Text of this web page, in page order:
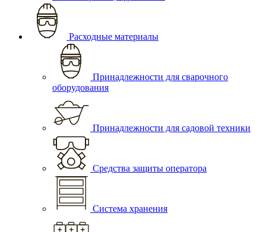
Расходные материалы
Принадлежности для сварочного
оборудования
Принадлежности для садовой техники
Средства защиты оператора
Система хранения